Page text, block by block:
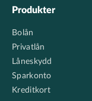
Footer
Produkter
Bolån
Privatlån
Låneskydd
Sparkonto
Kreditkort